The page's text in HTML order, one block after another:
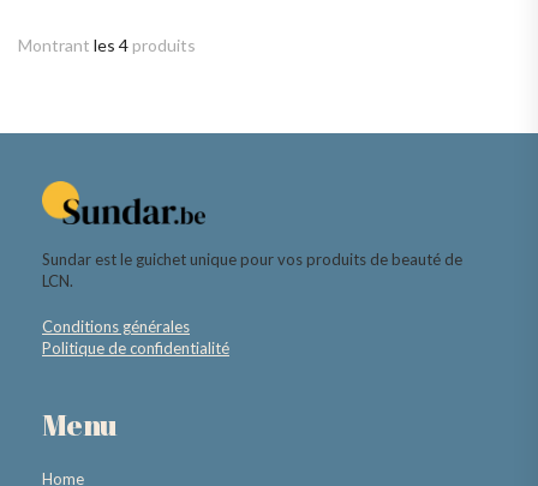
Montrant les 4 produits
Sundar est le guichet unique pour vos produits de beauté de
LCN.
Conditions générales
Politique de confidentialité
Menu
Home